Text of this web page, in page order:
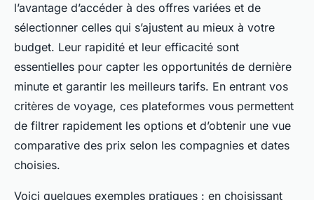
l’avantage d’accéder à des offres variées et de
sélectionner celles qui s’ajustent au mieux à votre
budget. Leur rapidité et leur efficacité sont
essentielles pour capter les opportunités de dernière
minute et garantir les meilleurs tarifs. En entrant vos
critères de voyage, ces plateformes vous permettent
de filtrer rapidement les options et d’obtenir une vue
comparative des prix selon les compagnies et dates
choisies.
Voici quelques exemples pratiques : en choisissant